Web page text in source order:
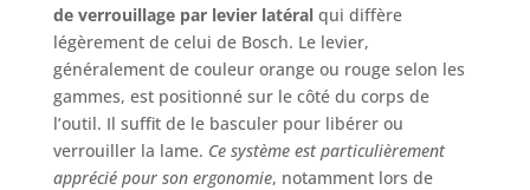
de verrouillage par levier latéralqui diffère
légèrement de celui de Bosch. Le levier,
généralement de couleur orange ou rouge selon les
gammes, est positionné sur le côté du corps de
l’outil. Il suffit de le basculer pour libérer ou
verrouiller la lame. Ce système est particulièrement
apprécié pour son ergonomie, notamment lors de